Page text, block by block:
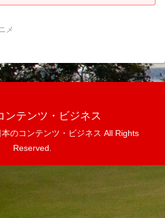
メ
ンテンツ・ビジネス
のコンテンツ・ビジネス All Rights
Reserved.